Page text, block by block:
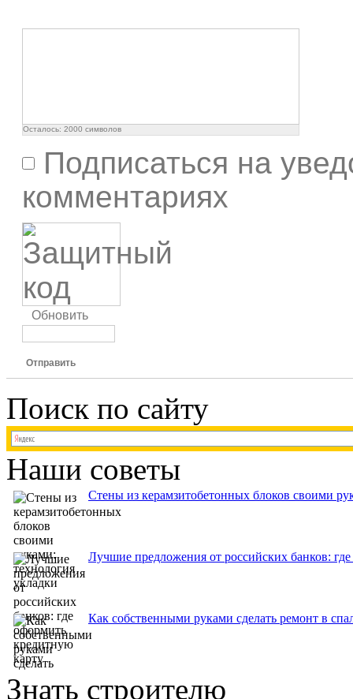
Осталось: 2000 символов
Подписаться на
комментариях
Обновить
Отправить
Поиск по сайту
Наши советы
Стены из керамзитобетонных блоков своими
Лучшие предложения от российских банков:
Как собственными руками сделать ремонт в
Знать строителю